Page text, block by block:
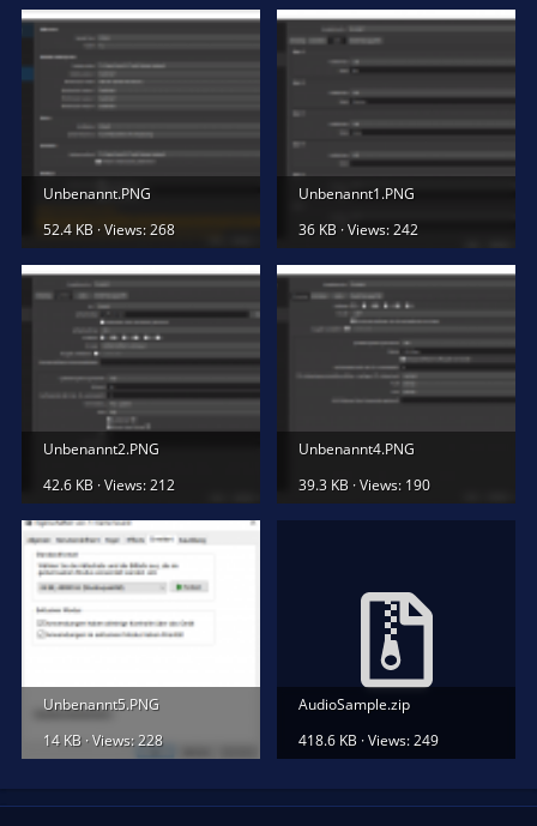
Unbenannt.PNG
52.4 KB · Views: 268
Unbenannt1.PNG
36 KB · Views: 242
Unbenannt2.PNG
42.6 KB · Views: 212
Unbenannt4.PNG
39.3 KB · Views: 190
Unbenannt5.PNG
14 KB · Views: 228
AudioSample.zip
418.6 KB · Views: 249